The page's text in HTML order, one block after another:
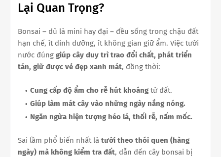
Lại Quan Trọng?
Bonsai – dù là mini hay đại – đều sống trong chậu đất
hạn chế, ít dinh dưỡng, ít không gian giữ ẩm. Việc tưới
nước đúng giúp cây duy trì trao đổi chất, phát triển
tán, giữ được vẻ đẹp xanh mát, đồng thời:
Cung cấp độ ẩm cho rễ hút khoáng từ đất.
Giúp làm mát cây vào những ngày nắng nóng.
Ngăn ngừa hiện tượng héo lá, thối rễ, nấm mốc.
Sai lầm phổ biến nhất là tưới theo thói quen (hàng
ngày) mà không kiểm tra đất, dẫn đến cây bonsai bị